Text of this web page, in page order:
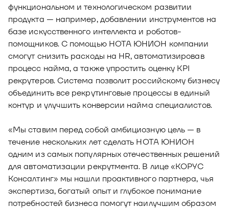
функциональном и технологическом развитии
продукта — например, добавлении инструментов на
базе искусственного интеллекта и роботов-
помощников. С помощью НОТА ЮНИОН компании
смогут снизить расходы на HR, автоматизировав
процесс найма, а также упростить оценку KPI
рекрутеров. Система позволит российскому бизнесу
объединить все рекрутинговые процессы в единый
контур и улучшить конверсии найма специалистов.
«Мы ставим перед собой амбициозную цель — в
течение нескольких лет сделать НОТА ЮНИОН
одним из самых популярных отечественных решений
для автоматизации рекрутмента. В лице «КОРУС
Консалтинг» мы нашли проактивного партнера, чья
экспертиза, богатый опыт и глубокое понимание
потребностей бизнеса помогут наилучшим образом